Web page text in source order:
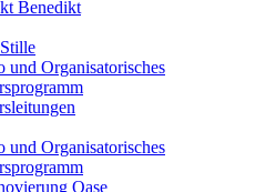
Benedikt
und Organisatorisches
und Organisatorisches
Oase